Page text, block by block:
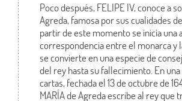
Poco después, FELIPE IV, conoce a
Agreda, famosa por sus cualidades
partir de este momento se inicia una
correspondencia entre el monarca y
se convierte en una especie de
del rey hasta su fallecimiento. En una
cartas, fechada el 13 de octubre de
MARÍA de Agreda escribe al rey que